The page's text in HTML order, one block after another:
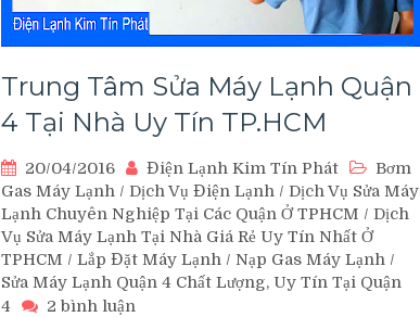
Trung Tâm Sửa Máy Lạnh Quận
4 Tại Nhà Uy Tín TP.HCM
20/04/2016 Điện Lạnh Kim Tín Phát
Bơm
Gas Máy Lạnh / Dịch Vụ Điện Lạnh / Dịch Vụ Sửa Máy
Lạnh Chuyên Nghiệp Tại Các Quận Ở TPHCM / Dịch
Vụ Sửa Máy Lạnh Tại Nhà Giá Rẻ Uy Tín Nhất Ở
TPHCM / Lắp Đặt Máy Lạnh / Nạp Gas Máy Lạnh /
Sửa Máy Lạnh Quận 4 Chất Lượng, Uy Tín Tại Quận
4
2 bình luận